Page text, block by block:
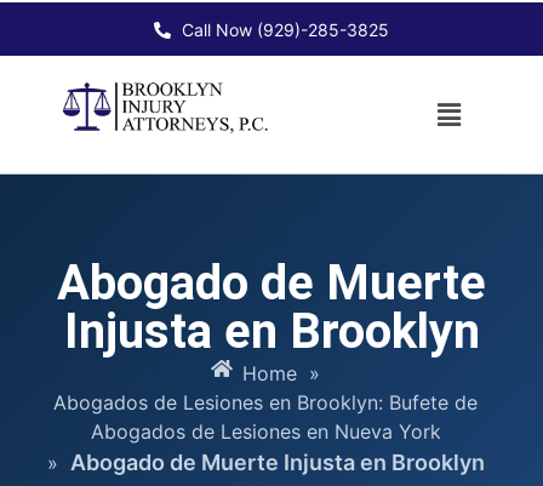
Call Now (929)-285-3825
Abogado de Muerte
Injusta en Brooklyn
Home »
Abogados de Lesiones en Brooklyn: Bufete de
Abogados de Lesiones en Nueva York
» Abogado de Muerte Injusta en Brooklyn